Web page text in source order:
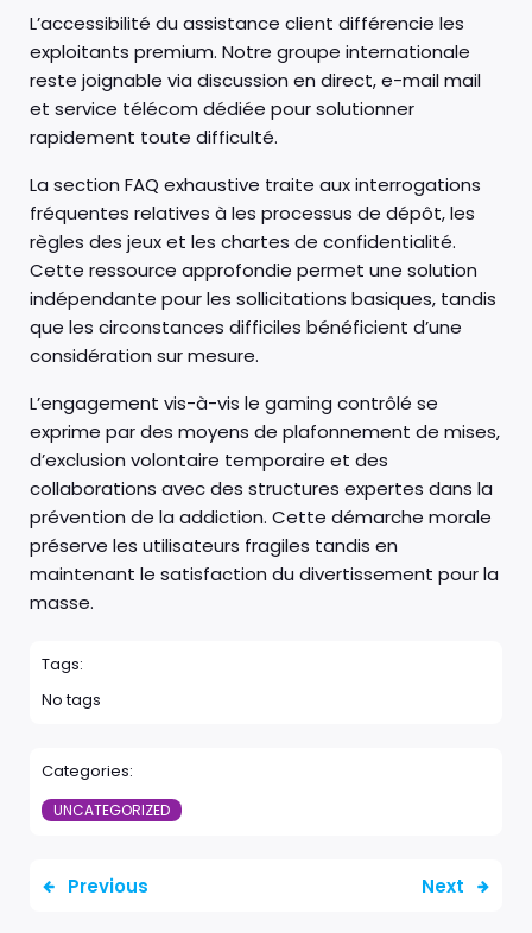
L’accessibilité du assistance client différencie les
exploitants premium. Notre groupe internationale
reste joignable via discussion en direct, e-mail mail
et service télécom dédiée pour solutionner
rapidement toute difficulté.
La section FAQ exhaustive traite aux interrogations
fréquentes relatives à les processus de dépôt, les
règles des jeux et les chartes de confidentialité.
Cette ressource approfondie permet une solution
indépendante pour les sollicitations basiques, tandis
que les circonstances difficiles bénéficient d’une
considération sur mesure.
L’engagement vis-à-vis le gaming contrôlé se
exprime par des moyens de plafonnement de mises,
d’exclusion volontaire temporaire et des
collaborations avec des structures expertes dans la
prévention de la addiction. Cette démarche morale
préserve les utilisateurs fragiles tandis en
maintenant le satisfaction du divertissement pour la
masse.
Tags:
No tags
Categories:
UNCATEGORIZED
Previous Next